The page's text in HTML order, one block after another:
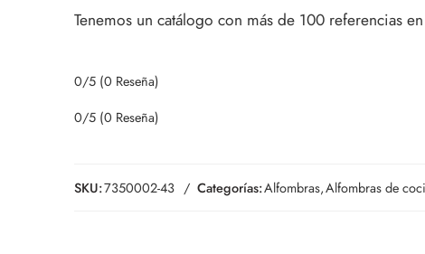
Tenemos un catálogo con más de 100 referencias
0/5 (0 Reseña)
0/5 (0 Reseña)
SKU:7350002-43 Categorías:Alfombras,Alfombras de